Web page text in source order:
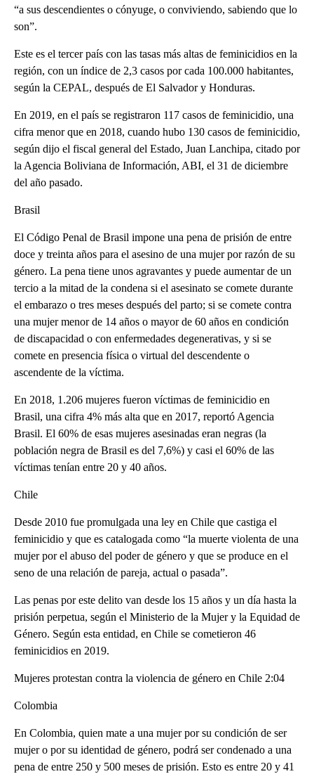
“a sus descendientes o cónyuge, o conviviendo, sabiendo que lo
son”.
Este es el tercer país con las tasas más altas de feminicidios en la
región, con un índice de 2,3 casos por cada 100.000 habitantes,
según la CEPAL, después de El Salvador y Honduras.
En 2019, en el país se registraron 117 casos de feminicidio, una
cifra menor que en 2018, cuando hubo 130 casos de feminicidio,
según dijo el fiscal general del Estado, Juan Lanchipa, citado por
la Agencia Boliviana de Información, ABI, el 31 de diciembre
del año pasado.
Brasil
El Código Penal de Brasil impone una pena de prisión de entre
doce y treinta años para el asesino de una mujer por razón de su
género. La pena tiene unos agravantes y puede aumentar de un
tercio a la mitad de la condena si el asesinato se comete durante
el embarazo o tres meses después del parto; si se comete contra
una mujer menor de 14 años o mayor de 60 años en condición
de discapacidad o con enfermedades degenerativas, y si se
comete en presencia física o virtual del descendente o
ascendente de la víctima.
En 2018, 1.206 mujeres fueron víctimas de feminicidio en
Brasil, una cifra 4% más alta que en 2017, reportó Agencia
Brasil. El 60% de esas mujeres asesinadas eran negras (la
población negra de Brasil es del 7,6%) y casi el 60% de las
víctimas tenían entre 20 y 40 años.
Chile
Desde 2010 fue promulgada una ley en Chile que castiga el
feminicidio y que es catalogada como “la muerte violenta de una
mujer por el abuso del poder de género y que se produce en el
seno de una relación de pareja, actual o pasada”.
Las penas por este delito van desde los 15 años y un día hasta la
prisión perpetua, según el Ministerio de la Mujer y la Equidad de
Género. Según esta entidad, en Chile se cometieron 46
feminicidios en 2019.
Mujeres protestan contra la violencia de género en Chile 2:04
Colombia
En Colombia, quien mate a una mujer por su condición de ser
mujer o por su identidad de género, podrá ser condenado a una
pena de entre 250 y 500 meses de prisión. Esto es entre 20 y 41